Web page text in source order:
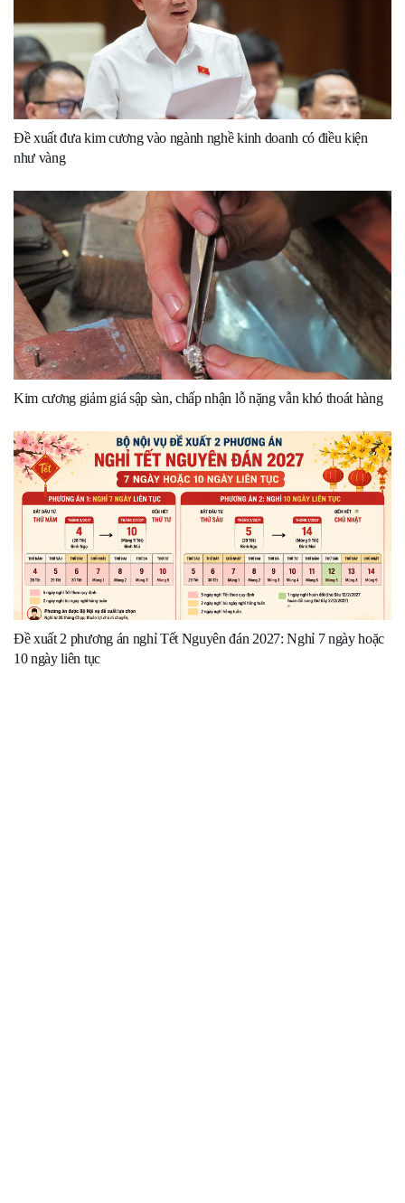
Đề xuất đưa kim cương vào ngành nghề kinh doanh có điều kiện
như vàng
Kim cương giảm giá sập sàn, chấp nhận lỗ nặng vẫn khó thoát hàng
Đề xuất 2 phương án nghỉ Tết Nguyên đán 2027: Nghỉ 7 ngày hoặc
10 ngày liên tục